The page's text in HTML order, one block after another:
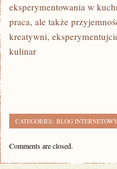
eksperymentowania w
praca, ⁢ale ⁤także
kreatywni,
kulinar
CATEGORIES: BLOG INTERNETOWY
Comments are closed.